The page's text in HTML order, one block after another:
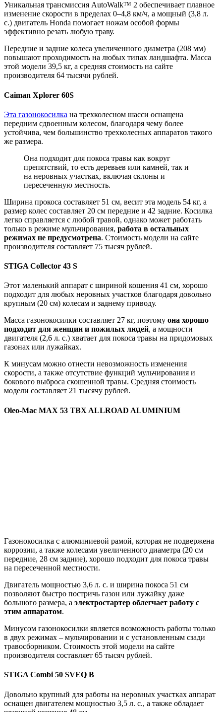
Уникальная трансмиссия AutoWalk™ 2 обеспечивает плавное
изменение скорости в пределах 0–4,8 км/ч, а мощный (3,8 л.
с.) двигатель Honda помогает ножам особой формы
эффективно резать любую траву.
Передние и задние колеса увеличенного диаметра (208 мм)
повышают проходимость на любых типах ландшафта. Масса
этой модели 39,5 кг, а средняя стоимость на сайте
производителя 64 тысячи рублей.
Caiman Xplorer 60S
Эта газонокосилка на трехколесном шасси оснащена
передним сдвоенным колесом, благодаря чему более
устойчива, чем большинство трехколесных аппаратов такого
же размера.
Она подходит для покоса травы как вокруг
препятствий, то есть деревьев или камней, так и
на неровных участках, включая склоны и
пересеченную местность.
Ширина прокоса составляет 51 см, весит эта модель 54 кг, а
размер колес составляет 20 см передние и 42 задние. Косилка
легко справляется с любой травой, однако может работать
только в режиме мульчирования, работа в остальных
режимах не предусмотрена. Стоимость модели на сайте
производителя составляет 75 тысяч рублей.
STIGA Collector 43 S
Этот маленький аппарат с шириной кошения 41 см, хорошо
подходит для любых неровных участков благодаря довольно
крупным (20 см) колесам и заднему приводу.
Масса газонокосилки составляет 27 кг, поэтому она хорошо
подходит для женщин и пожилых людей, а мощности
двигателя (2,6 л. с.) хватает для покоса травы на придомовых
газонах или лужайках.
К минусам можно отнести невозможность изменения
скорости, а также отсутствие функций мульчирования и
бокового выброса скошенной травы. Средняя стоимость
модели составляет 21 тысячу рублей.
Oleo-Mac MAX 53 TBX ALLROAD ALUMINIUM
Газонокосилка с алюминиевой рамой, которая не подвержена
коррозии, а также колесами увеличенного диаметра (20 см
передние, 28 см задние), хорошо подходит для покоса травы
на пересеченной местности.
Двигатель мощностью 3,6 л. с. и ширина покоса 51 см
позволяют быстро постричь газон или лужайку даже
большого размера, а электростартер облегчает работу с
этим аппаратом.
Минусом газонокосилки является возможность работы только
в двух режимах – мульчировании и с установленным сзади
травосборником. Стоимость этой модели на сайте
производителя составляет 65 тысяч рублей.
STIGA Combi 50 SVEQ B
Довольно крупный для работы на неровных участках аппарат
оснащен двигателем мощностью 3,5 л. с., а также обладает